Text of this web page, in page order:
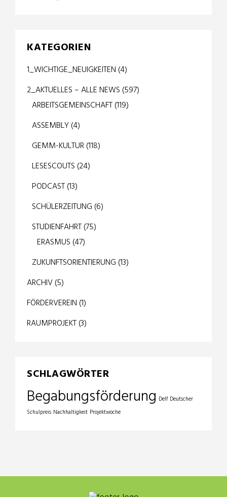
KATEGORIEN
1_WICHTIGE_NEUIGKEITEN (4)
2_AKTUELLES – ALLE NEWS (597)
ARBEITSGEMEINSCHAFT(119)
ASSEMBLY(4)
GEMM-KULTUR(118)
LESESCOUTS (24)
PODCAST(13)
SCHÜLERZEITUNG (6)
STUDIENFAHRT(75)
ERASMUS (47)
ZUKUNFTSORIENTIERUNG (13)
ARCHIV(5)
FÖRDERVEREIN (1)
RAUMPROJEKT(3)
SCHLAGWÖRTER
Begabungsförderung Delf Deutscher
Schulpreis Nachhaltigkeit Projektwoche